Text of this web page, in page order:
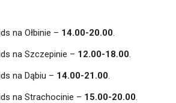
na Ołbinie – 14.00-20.00
na Szczepinie – 12.00-18.00
na Dąbiu – 14.00-21.00
na Strachocinie – 15.00-20.00